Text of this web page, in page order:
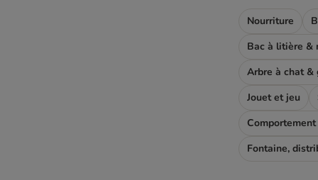
Nourriture
Arbre à chat
Jouet et jeu